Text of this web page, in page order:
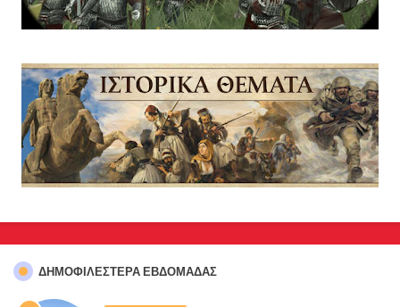
ΔΗΜΟΦΙΛΈΣΤΕΡΑ ΕΒΔΟΜΆΔΑΣ